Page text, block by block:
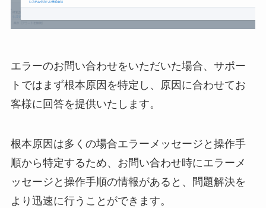
エラーのお問い合わせをいただいた場合、サポー
トではまず根本原因を特定し、原因に合わせてお
客様に回答を提供いたします。
根本原因は多くの場合エラーメッセージと操作手
順から特定するため、お問い合わせ時にエラーメ
ッセージと操作手順の情報があると、問題解決を
より迅速に行うことができます。